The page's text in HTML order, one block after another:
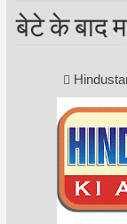
बेटे के बाद